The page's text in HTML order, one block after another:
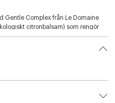
Gentle Complex från Le Domaine
citronbalsam) som rengör
naturliga balans respekteras.